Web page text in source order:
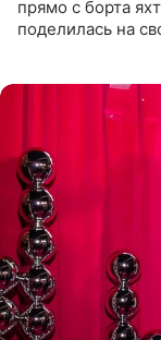
прямо с борта
поделилась на